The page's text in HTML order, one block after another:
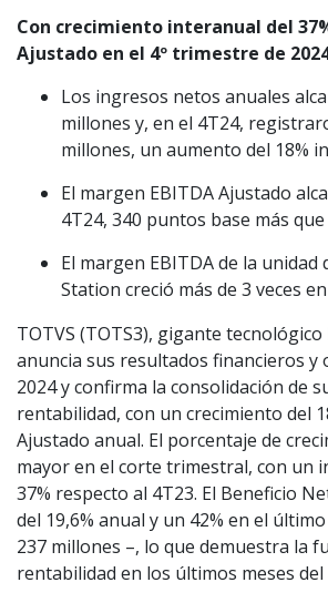
Con crecimiento interanual del
Ajustado en el 4º trimestre de
Los ingresos netos anuales
millones y, en el 4T24,
millones, un aumento del 18%
El margen EBITDA Ajustado
4T24, 340 puntos base más
El margen EBITDA de la unidad
Station creció más de 3 veces
TOTVS (TOTS3), gigante
anuncia sus resultados financieros y
2024 y confirma la consolidación de
rentabilidad, con un crecimiento del
Ajustado anual. El porcentaje de
mayor en el corte trimestral, con un
37% respecto al 4T23. El Beneficio
del 19,6% anual y un 42% en el
237 millones –, lo que demuestra la
rentabilidad en los últimos meses del